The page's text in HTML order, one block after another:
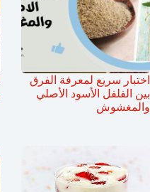
اختبار سريع لمعرفة الفرق
بين الفلفل الأسود الأصلي
والمغشوش